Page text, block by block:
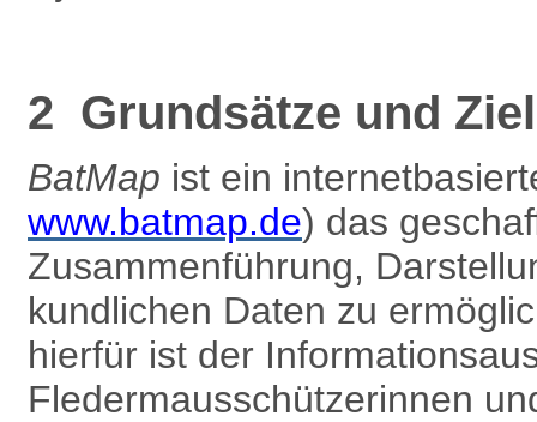
2 Grundsätze und
BatMap ist ein
www.batmap.de) das
Zusammenführung,
kundlichen Daten zu
hierfür ist der
Fledermausschützer­innen